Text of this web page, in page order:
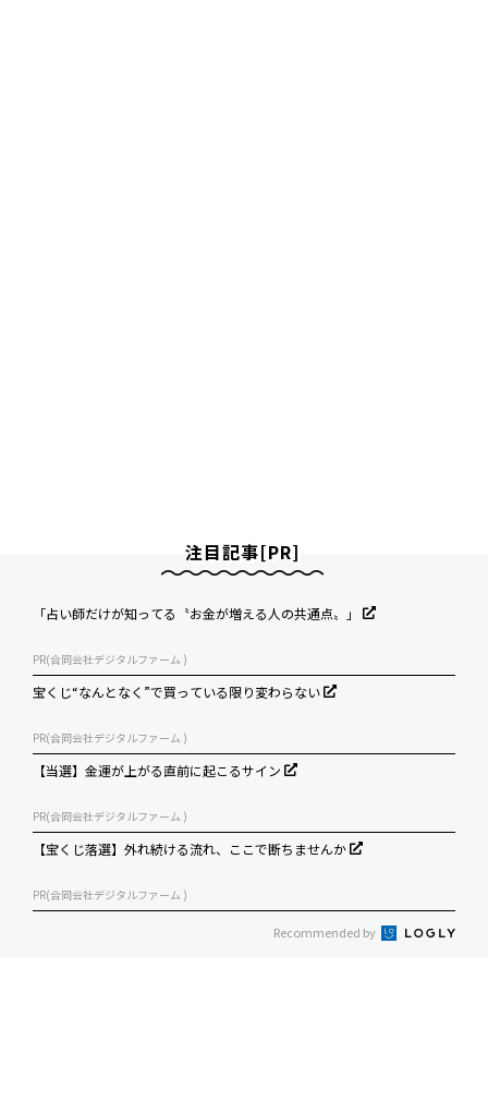
注目記事[PR]
「占い師だけが知ってる〝お金が増える人の共通点〟」
PR(合同会社デジタルファーム )
宝くじ“なんとなく”で買っている限り変わらない
PR(合同会社デジタルファーム )
【当選】金運が上がる直前に起こるサイン
PR(合同会社デジタルファーム )
【宝くじ落選】外れ続ける流れ、ここで断ちませんか
PR(合同会社デジタルファーム )
Recommended by